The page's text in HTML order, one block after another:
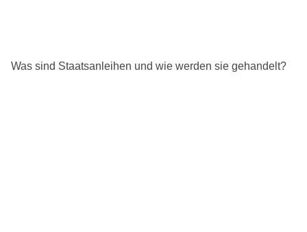
Was sind Staatsanleihen und wie werden sie gehandelt?